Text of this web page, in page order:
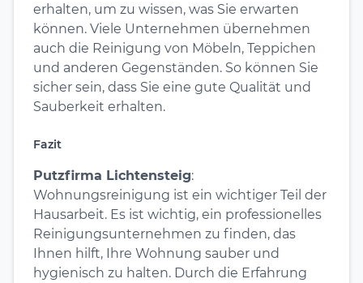
erhalten, um zu wissen, was Sie erwarten
können. Viele Unternehmen übernehmen
auch die Reinigung von Möbeln, Teppichen
und anderen Gegenständen. So können Sie
sicher sein, dass Sie eine gute Qualität und
Sauberkeit erhalten.
Fazit
Putzfirma Lichtensteig:
Wohnungsreinigung ist ein wichtiger Teil der
Hausarbeit. Es ist wichtig, ein professionelles
Reinigungsunternehmen zu finden, das
Ihnen hilft, Ihre Wohnung sauber und
hygienisch zu halten. Durch die Erfahrung